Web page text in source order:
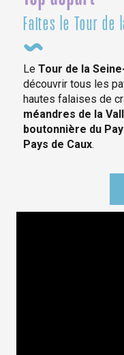
Faites le Tour de
Le Tour de la
découvrir tous les
hautes falaises de
méandres de la
boutonnière du
Pays de Caux.